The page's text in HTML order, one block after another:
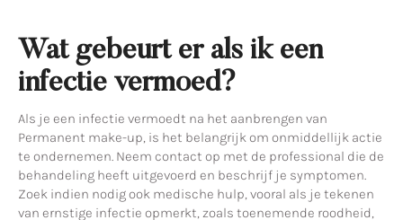
Wat gebeurt er als ik een
infectie vermoed?
Als je een infectie vermoedt na het aanbrengen van
Permanent make-up, is het belangrijk om onmiddellijk actie
te ondernemen. Neem contact op met de professional die de
behandeling heeft uitgevoerd en beschrijf je symptomen.
Zoek indien nodig ook medische hulp, vooral als je tekenen
van ernstige infectie opmerkt, zoals toenemende roodheid,